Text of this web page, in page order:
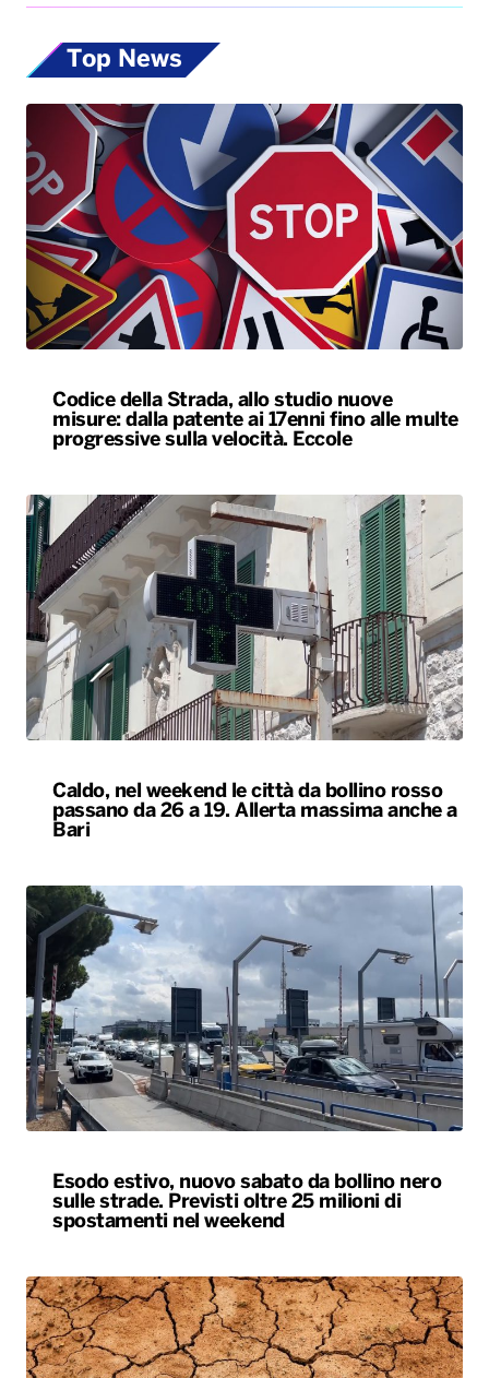
Top News
Codice della Strada, allo studio nuove
misure: dalla patente ai 17enni fino alle multe
progressive sulla velocità. Eccole
Caldo, nel weekend le città da bollino rosso
passano da 26 a 19. Allerta massima anche a
Bari
Esodo estivo, nuovo sabato da bollino nero
sulle strade. Previsti oltre 25 milioni di
spostamenti nel weekend